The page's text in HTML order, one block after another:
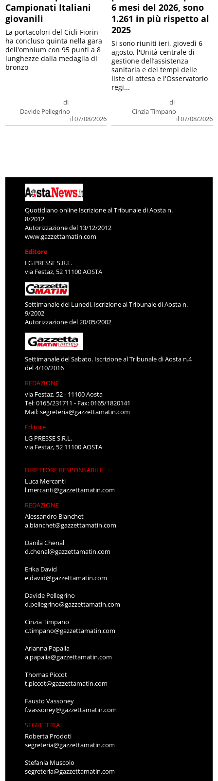
Campionati Italiani
giovanili
di
Davide Pellegrino
il 07/08/2026
La portacolori del Cicli Fiorin
ha concluso quinta nella gara
dell'omnium con 95 punti a 8
lunghezze dalla medaglia di
bronzo
6 mesi del 2026, sono
1.261 in più rispetto al
2025
di
Cinzia Timpano
il 07/08/2026
Si sono riuniti ieri, giovedì 6
agosto, l'Unità centrale di
gestione dell’assistenza
sanitaria e dei tempi delle
liste di attesa e l'Osservatorio
regi...
Quotidiano online Iscrizione al Tribunale di Aosta n.
8/2012
Autorizzazione del 13/12/2012
www.gazzettamatin.com
Editore
LG PRESSE S.R.L.
via Festaz, 52 11100 AOSTA
Settimanale del Lunedì. Iscrizione al Tribunale di Aosta n.
9/2002
Autorizzazione del 20/05/2002
Settimanale del Sabato. Iscrizione al Tribunale di Aosta n.4
del 4/10/2016
REDAZIONE
via Festaz, 52 - 11100 Aosta
Tel: 0165/231711 - Fax: 0165/1820141
Mail:segreteria@gazzettamatin.com
Editore
LG PRESSE S.R.L.
via Festaz, 52 11100 AOSTA
DIRETTORE RESPONSABILE
Luca Mercanti
l.mercanti@gazzettamatin.com
REDAZIONE
Alessandro Bianchet
a.bianchet@gazzettamatin.com
Danila Chenal
d.chenal@gazzettamatin.com
Erika David
e.david@gazzettamatin.com
Davide Pellegrino
d.pellegrino@gazzettamatin.com
Cinzia Timpano
c.timpano@gazzettamatin.com
Arianna Papalia
a.papalia@gazzettamatin.com
Thomas Piccot
t.piccot@gazzettamatin.com
Fausto Vassoney
f.vassoney@gazzettamatin.com
SEGRETERIA
Roberta Prodoti
segreteria@gazzettamatin.com
Stefania Muscolo
segreteria@gazzettamatin.com